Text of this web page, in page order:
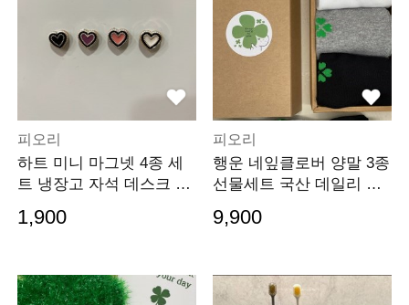
피오리
하트 미니 마그넷 4종 세
트 냉장고 자석 데스크 포
1,900
피오리
행운 네잎클로버 양말 3종
선물세트 국산 데일리 행
9,900